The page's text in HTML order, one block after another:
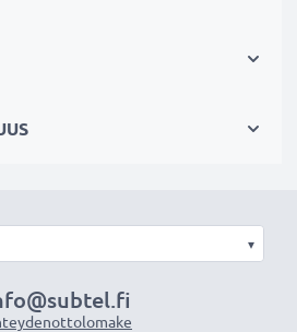
vastaa alkuperäistä
ja teleobjektiiveille
objektiivin
▾